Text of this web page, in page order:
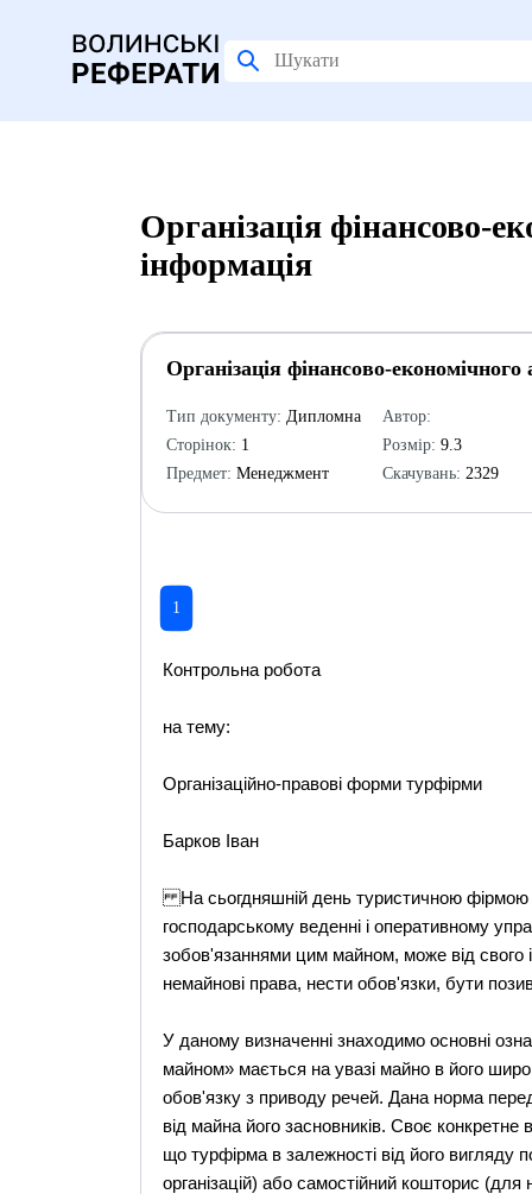
Органiзацiя фінансово-
інформація
Органiзацiя фінансово-економічного
Тип документу: Дипломна
Сторінок: 1
Предмет: Менеджмент
Автор:
Розмір: 9.3
Скачувань: 2329
1
Контрольна робота
на тему:
Організаційно-правові форми турфірми
Барков Іван
На сьогдняшній день туристичною фірмою
господарському веденні і оперативному
зобов'язаннями цим майном, може від свого
немайнові права, нести обов'язки, бути
У даному визначенні знаходимо основні
майном» мається на увазі майно в його
обов'язку з приводу речей. Дана норма
від майна його засновників. Своє
що турфірма в залежності від його вигляду
організацій) або самостійний кошторис (для